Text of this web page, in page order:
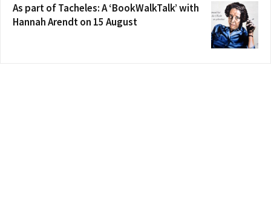
As part of Tacheles: A ‘BookWalkTalk’ with
Hannah Arendt on 15 August